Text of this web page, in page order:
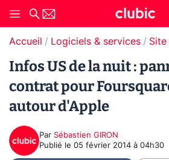
Accueil Logiciels & services
Infos US de la nuit :
contrat pour
autour d'Apple
Par Sébastien GIRON
Publié le 05 février 2014 à 04h30